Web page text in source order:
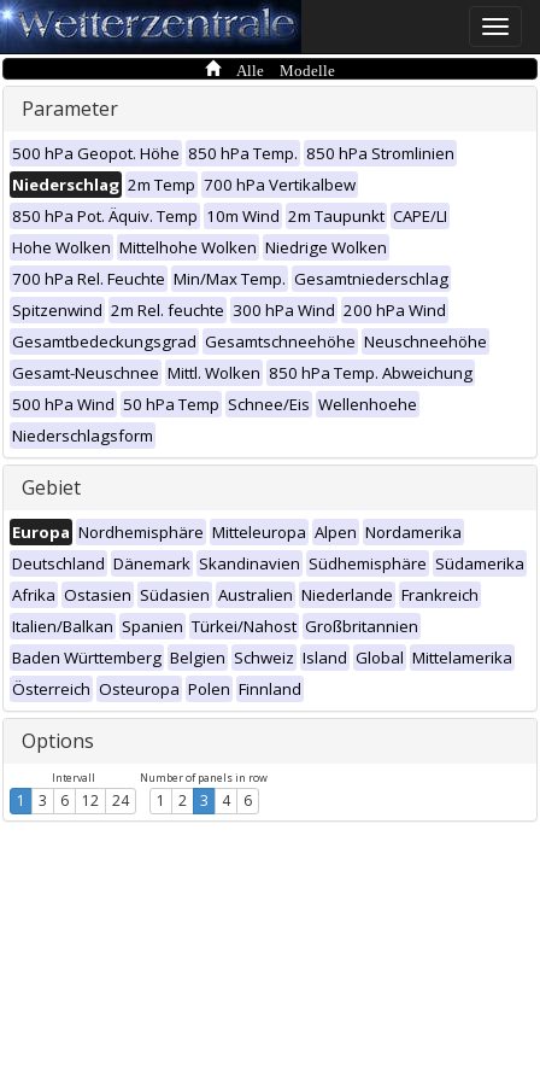
Toggle
Alle Modelle
Parameter
500 hPa Geopot. Höhe 850 hPa Temp. 850 hPa Stromlinien
Niederschlag 2m Temp 700 hPa Vertikalbew
850 hPa Pot. Äquiv. Temp 10m Wind 2m Taupunkt CAPE/LI
Hohe Wolken Mittelhohe Wolken Niedrige Wolken
700 hPa Rel. Feuchte Min/Max Temp. Gesamtniederschlag
Spitzenwind 2m Rel. feuchte 300 hPa Wind 200 hPa Wind
Gesamtbedeckungsgrad Gesamtschneehöhe Neuschneehöhe
Gesamt-Neuschnee Mittl. Wolken 850 hPa Temp. Abweichung
500 hPa Wind 50 hPa Temp Schnee/Eis Wellenhoehe
Niederschlagsform
Gebiet
Europa Nordhemisphäre Mitteleuropa Alpen Nordamerika
Deutschland Dänemark Skandinavien Südhemisphäre Südamerika
Afrika Ostasien Südasien Australien Niederlande Frankreich
Italien/Balkan Spanien Türkei/Nahost Großbritannien
Baden Württemberg Belgien Schweiz Island Global Mittelamerika
Österreich Osteuropa Polen Finnland
Options
Intervall
1 3 6 12 24
Number of panels in row
1 2 3 4 6